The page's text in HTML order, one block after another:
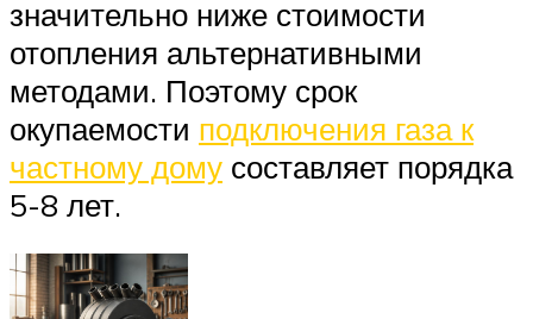
значительно ниже стоимости
отопления альтернативными
методами. Поэтому срок
окупаемости подключения газа к
частному дому составляет порядка
5-8 лет.